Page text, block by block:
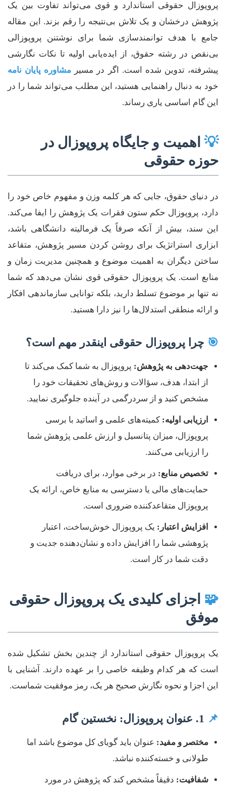
پروپوزال حقوقی استاندارد و قوی می‌تواند تفاوت بین یک
پژوهش درخشان و یک تلاش بی‌نتیجه را رقم بزند. این مقاله
جامع با هدف توانمندسازی شما برای نوشتنن پروپوزالی
بی‌نقص در رشته حقوق، از ایده‌یابی اولیه تا نکات نگارشی
پیشرفته، تدوین شده است. اگر در مسیر مشاوره پایان نامه
خود به دنبال راهنمایی هستید، این مطلب می‌تواند شما را در
این گام اساسی یاری رساند.
💡 اهمیت و جایگاه پروپوزال در
حوزه حقوقی
در دنیای حقوق، جایی که هر کلمه وزن و مفهوم خاص خود را
دارد، پروپوزال حکم ستون فقرات یک پژوهش را ایفا می‌کند.
این سند، بیش از آنکه صرفاً یک فرمالیته دانشگاهی باشد،
ابزاری استراتژیک برای روشن کردن مسیر پژوهش، متقاعد
ساختن دیگران به اهمیت موضوع و همچنین مدیریت زمان و
منابع است. یک پروپوزال حقوقی قوی نشان می‌دهد که شما
نه تنها بر موضوع تسلط دارید، بلکه توانایی سازماندهی افکار
و ارائه منطقی استدلال‌ها را نیز دارا هستید.
🎯 چرا پروپوزال حقوقی اینقدر مهم است؟
جهت‌دهی به پژوهش: پروپوزال به شما کمک می‌کند تا
از ابتدا، هدف، سؤالات و روش‌های تحقیقات خود را
مشخص کنید و از سردرگمی در آینده جلوگیری نمایید.
ارزیابی اولیه: کمیته‌های علمی و اساتید با برسی
پروپوزال، میزان پتانسیل و ارزش علمی پژوهش شما
را ارزیابی می‌کنند.
تخصیص منابع: در برخی موارد، برای دریافت
حمایت‌های مالی یا دسترسی به منابع خاص، ارائه یک
پروپوزال متقاعدکننده ضروری است.
افزایش اعتبار: یک پروپوزال خوش‌ساخت، اعتبار
پژوهشی شما را افزایش داده و نشان‌دهنده جدیت و
دقت شما در کار است.
🧩 اجزای کلیدی یک پروپوزال حقوقی
موفق
یک پروپوزال حقوقی استاندارد از چندین بخش تشکیل شده
است که هر کدام وظیفه خاصی را بر عهده دارند. آشنایی با
این اجزا و نحوه نگارش صحیح هر یک، رمز موفقیت شماست.
📌
مختصر و مفید: عنوان باید گویای کل موضوع باشد اما
طولانی و خسته‌کننده نباشد.
شفافیت: دقیقاً مشخص کند که پژوهش در مورد